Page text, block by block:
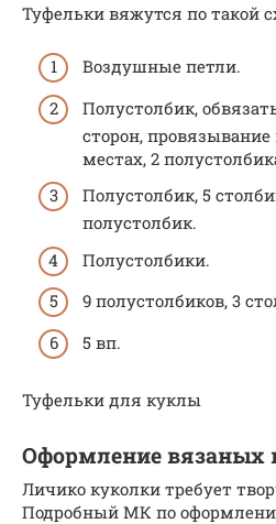
Туфельки вяжутся по такой
Воздушные петли.
Полустолбик,
сторон,
местах, 2
Полустолбик, 5
полустолбик.
Полустолбики.
9 полустолбиков, 3
5 вп.
Туфельки для куклы
Оформление вязаных
Личико куколки требует
Подробный МК по